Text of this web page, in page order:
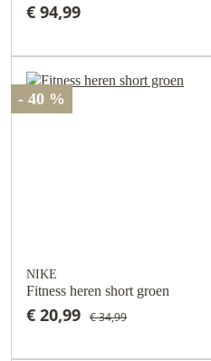
€ 94,99
- 40 %
NIKE
Fitness heren short groen
€ 20,99 € 34,99